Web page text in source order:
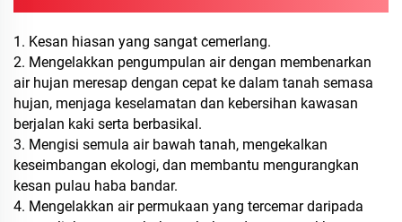
1. Kesan hiasan yang sangat cemerlang.
2. Mengelakkan pengumpulan air dengan membenarkan
air hujan meresap dengan cepat ke dalam tanah semasa
hujan, menjaga keselamatan dan kebersihan kawasan
berjalan kaki serta berbasikal.
3. Mengisi semula air bawah tanah, mengekalkan
keseimbangan ekologi, dan membantu mengurangkan
kesan pulau haba bandar.
4. Mengelakkan air permukaan yang tercemar daripada